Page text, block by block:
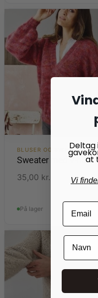
BLUSER OG SWEATRE
Sweater med V-hals
35,00 kr.
På lager
Deltag
at
Vi